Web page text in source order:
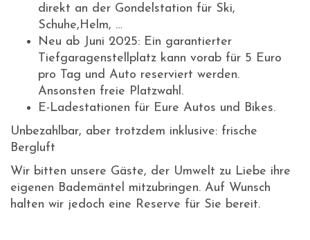
direkt an der Gondelstation für Ski,
Schuhe,Helm, …
Neu ab Juni 2025: Ein garantierter
Tiefgaragenstellplatz kann vorab für 5 Euro
pro Tag und Auto reserviert werden.
Ansonsten freie Platzwahl.
E-Ladestationen für Eure Autos und Bikes.
Unbezahlbar, aber trotzdem inklusive: frische
Bergluft
Wir bitten unsere Gäste, der Umwelt zu Liebe ihre
eigenen Bademäntel mitzubringen. Auf Wunsch
halten wir jedoch eine Reserve für Sie bereit.